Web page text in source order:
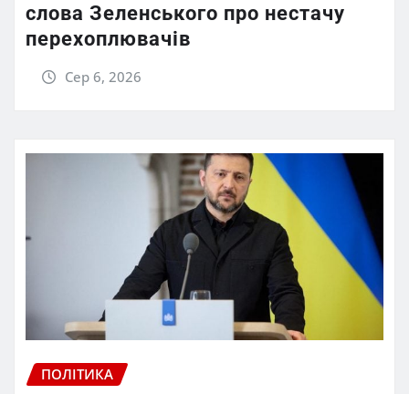
слова Зеленського про нестачу
перехоплювачів
Сер 6, 2026
ПОЛІТИКА